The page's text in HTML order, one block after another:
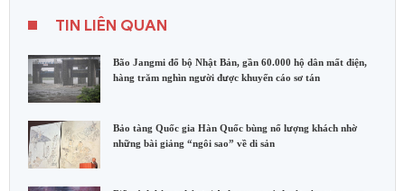
TIN LIÊN QUAN
Bão Jangmi đổ bộ Nhật Bản, gần 60.000 hộ dân mất điện,
hàng trăm nghìn người được khuyến cáo sơ tán
Bảo tàng Quốc gia Hàn Quốc bùng nổ lượng khách nhờ
những bài giảng “ngôi sao” về di sản